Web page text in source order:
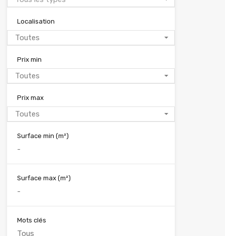
Localisation
Toutes
Prix min
Toutes
Prix max
Toutes
Surface min (m²)
Surface max (m²)
Mots clés